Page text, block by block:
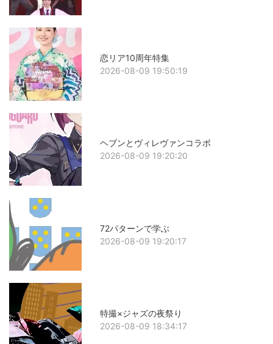
恋リア10周年特集
2026-08-09 19:50:19
ヘブンとヴィレヴァンコラボ
2026-08-09 19:20:20
72パターンで学ぶ
2026-08-09 19:20:17
特撮×ジャズの夜祭り
2026-08-09 18:34:17